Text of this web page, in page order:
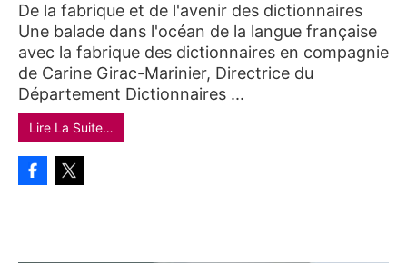
De la fabrique et de l'avenir des dictionnaires
Une balade dans l'océan de la langue française
avec la fabrique des dictionnaires en compagnie
de Carine Girac-Marinier, Directrice du
Département Dictionnaires ...
Lire La Suite…